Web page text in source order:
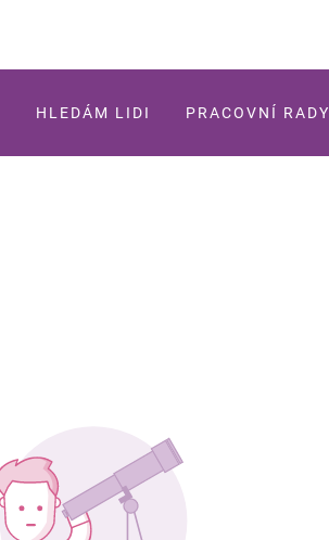
HLEDÁM LIDI PRACOVNÍ RADY